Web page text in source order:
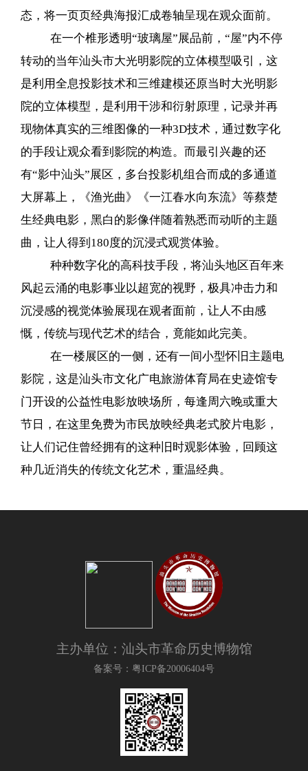
态，将一页页经典海报汇成卷轴呈现在观众面前。
在一个椎形透明“玻璃屋”展品前，“屋”内不停
转动的当年汕头市大光明影院的立体模型吸引，这
是利用全息投影技术和三维建模还原当时大光明影
院的立体模型，是利用干涉和衍射原理，记录并再
现物体真实的三维图像的一种3D技术，通过数字化
的手段让观众看到影院的构造。而最引兴趣的还
有“影中汕头”展区，多台投影机组合而成的多通道
大屏幕上，《渔光曲》《一江春水向东流》等蔡楚
生经典电影，黑白的影像伴随着熟悉而动听的主题
曲，让人得到180度的沉浸式观赏体验。
种种数字化的高科技手段，将汕头地区百年来
风起云涌的电影事业以超宽的视野，极具冲击力和
沉浸感的视觉体验展现在观者面前，让人不由感
慨，传统与现代艺术的结合，竟能如此完美。
在一楼展区的一侧，还有一间小型怀旧主题电
影院，这是汕头市文化广电旅游体育局在史迹馆专
门开设的公益性电影放映场所，每逢周六晚或重大
节日，在这里免费为市民放映经典老式胶片电影，
让人们记住曾经拥有的这种旧时观影体验，回顾这
种几近消失的传统文化艺术，重温经典。
主办单位：汕头市革命历史博物馆
备案号：粤ICP备20006404号